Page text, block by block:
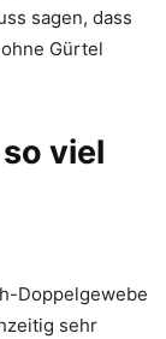
sagen, dass
Gürtel
viel
Doppelgewebe
sehr